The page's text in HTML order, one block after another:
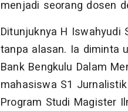
menjadi seorang dosen
Ditunjuknya H Iswahyudi
tanpa alasan. Ia diminta
Bank Bengkulu Dalam
mahasiswa S1
Program Studi Magister